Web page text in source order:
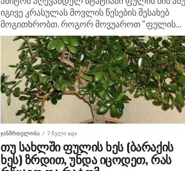
იგივე კრასულას მოვლის წესების შესახებ
მოგითხრობთ. როგორ მოვუაროთ “ფულის...
ᲯᲐᲜᲛᲠᲗᲔᲚᲝᲑᲐ 7 წელი ago
თუ სახლში ფულის ხეს (ბარაქის
ხეს) ზრდით, უნდა იცოდეთ, რას